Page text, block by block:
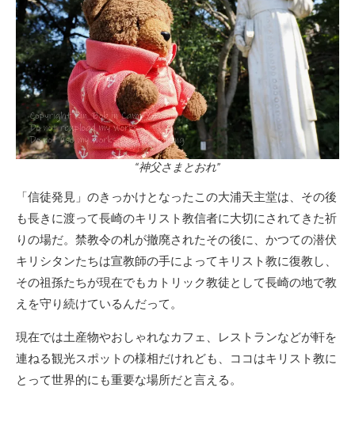
“神父さまとおれ”
「信徒発見」のきっかけとなったこの大浦天主堂は、その後
も長きに渡って長崎のキリスト教信者に大切にされてきた祈
りの場だ。禁教令の札が撤廃されたその後に、かつての潜伏
キリシタンたちは宣教師の手によってキリスト教に復教し、
その祖孫たちが現在でもカトリック教徒として長崎の地で教
えを守り続けているんだって。
現在では土産物やおしゃれなカフェ、レストランなどが軒を
連ねる観光スポットの様相だけれども、ココはキリスト教に
とって世界的にも重要な場所だと言える。